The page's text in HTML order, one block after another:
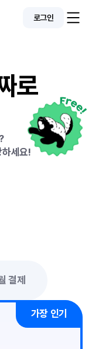
로그인
로
하세요!
결제
가장 인기